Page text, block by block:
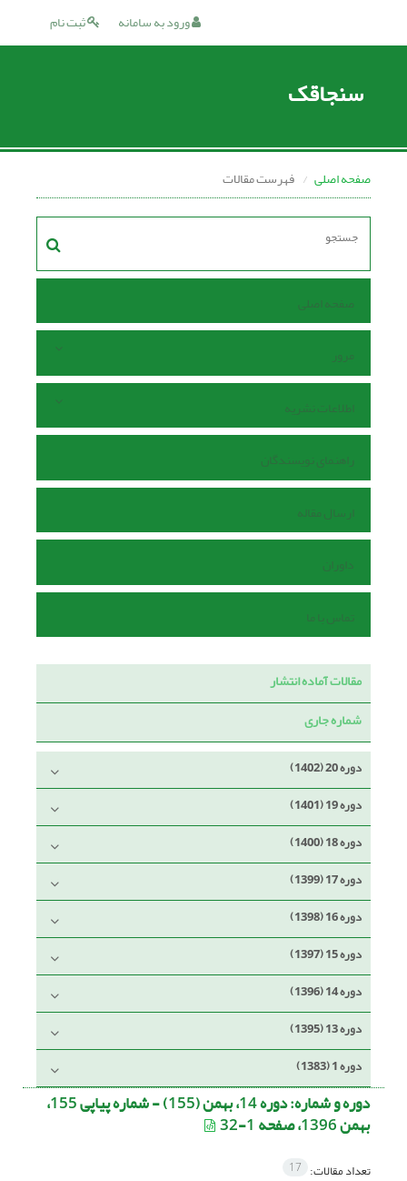
ثبت نام ورود به سامانه
سنجاقک
صفحه اصلی فهرست مقالات
صفحه اصلی
مرور
اطلاعات نشریه
راهنمای نویسندگان
ارسال مقاله
داوران
تماس با ما
مقالات آماده انتشار
شماره جاری
دوره 20 (1402)
دوره 19 (1401)
دوره 18 (1400)
دوره 17 (1399)
دوره 16 (1398)
دوره 15 (1397)
دوره 14 (1396)
دوره 13 (1395)
دوره 1 (1383)
دوره و شماره: دوره 14، بهمن (155) - شماره پیاپی 155،
بهمن 1396، صفحه 1-32
تعداد مقالات: 17